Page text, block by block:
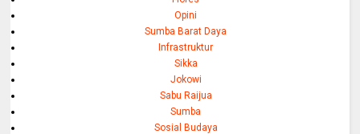
Opini
Sumba Barat Daya
Infrastruktur
Sikka
Jokowi
Sabu Raijua
Sumba
Sosial Budaya